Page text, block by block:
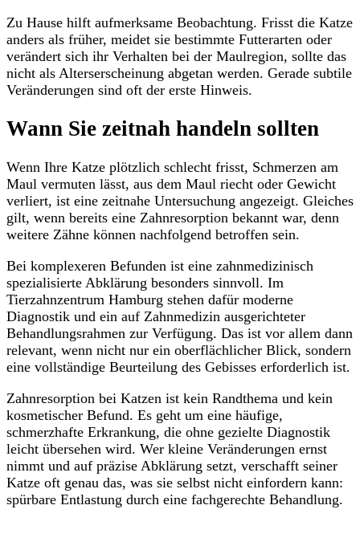
Zu Hause hilft aufmerksame Beobachtung. Frisst die Katze
anders als früher, meidet sie bestimmte Futterarten oder
verändert sich ihr Verhalten bei der Maulregion, sollte das
nicht als Alterserscheinung abgetan werden. Gerade subtile
Veränderungen sind oft der erste Hinweis.
Wann Sie zeitnah handeln sollten
Wenn Ihre Katze plötzlich schlecht frisst, Schmerzen am
Maul vermuten lässt, aus dem Maul riecht oder Gewicht
verliert, ist eine zeitnahe Untersuchung angezeigt. Gleiches
gilt, wenn bereits eine Zahnresorption bekannt war, denn
weitere Zähne können nachfolgend betroffen sein.
Bei komplexeren Befunden ist eine zahnmedizinisch
spezialisierte Abklärung besonders sinnvoll. Im
Tierzahnzentrum Hamburg stehen dafür moderne
Diagnostik und ein auf Zahnmedizin ausgerichteter
Behandlungsrahmen zur Verfügung. Das ist vor allem dann
relevant, wenn nicht nur ein oberflächlicher Blick, sondern
eine vollständige Beurteilung des Gebisses erforderlich ist.
Zahnresorption bei Katzen ist kein Randthema und kein
kosmetischer Befund. Es geht um eine häufige,
schmerzhafte Erkrankung, die ohne gezielte Diagnostik
leicht übersehen wird. Wer kleine Veränderungen ernst
nimmt und auf präzise Abklärung setzt, verschafft seiner
Katze oft genau das, was sie selbst nicht einfordern kann:
spürbare Entlastung durch eine fachgerechte Behandlung.